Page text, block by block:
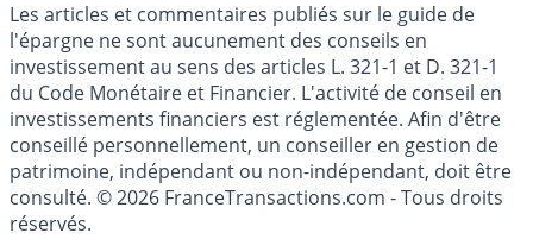
Les articles et commentaires publiés sur le guide de
l'épargne ne sont aucunement des conseils en
investissement au sens des articles L. 321-1 et D. 321-1
du Code Monétaire et Financier. L'activité de conseil en
investissements financiers est réglementée. Afin d'être
conseillé personnellement, un conseiller en gestion de
patrimoine, indépendant ou non-indépendant, doit être
consulté. © 2026 FranceTransactions.com - Tous droits
réservés.